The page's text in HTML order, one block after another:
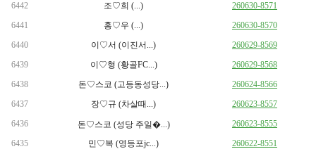
6442
조♡희 (...)
260630-8571
6441
홍♡우 (...)
260630-8570
6440
이♡서 (이진서...)
260629-8569
6439
이♡형 (황골FC...)
260629-8568
6438
돈♡스코 (고등동성당...)
260624-8566
6437
장♡규 (차살때...)
260623-8557
6436
돈♡스코 (성당 주일�...)
260623-8555
6435
민♡복 (영등포jc...)
260622-8551